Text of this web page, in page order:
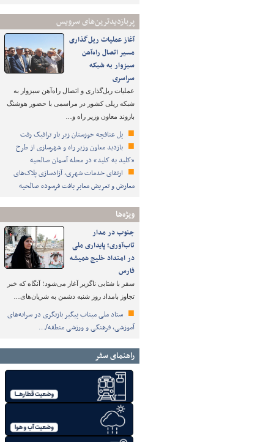
پربازدیدترین‌های سرویس
آغاز عملیات ریل‌گذاری
مسیر اتصال راه‌آهن
سبزوار به شبکه
سراسری
عملیات ریل‌گذاری و اتصال راه‌آهن سبزوار به
شبکه ریلی کشور در مراسمی با حضور هوشنگ
بازوند معاون وزیر راه و…
پل عنافچه خوزستان زیر بار ترافیک رفت
بازدید معاون وزیر راه و شهرسازی از طرح
«کلید به کلید» در محله آسمان صالحیه
ارتقای خدمات شهری، آزادسازی پلاک‌های
معارض و تعریض معابر بافت فرسوده صالحیه
ویژه‌ها
جنوب در مدار
تاب‌آوری؛ پایداری ملی
در امتداد خلیج همیشه
فارس
سفر با شتابی ناگزیر آغاز می‌شود؛ آنگاه که خبر
تجاوز بامداد روز شنبه دشمن به شریان‌های…
ستاد ملی میناب پیگیر بازنگری در سرانه‌های
آموزشی، فرهنگی و ورزشی منطقه/…
راهنمای سفر